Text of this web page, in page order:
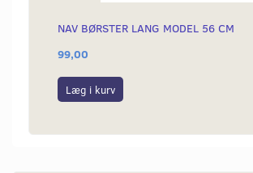
NAV BØRSTER LANG MODEL 56 CM
99,00
Læg i kurv